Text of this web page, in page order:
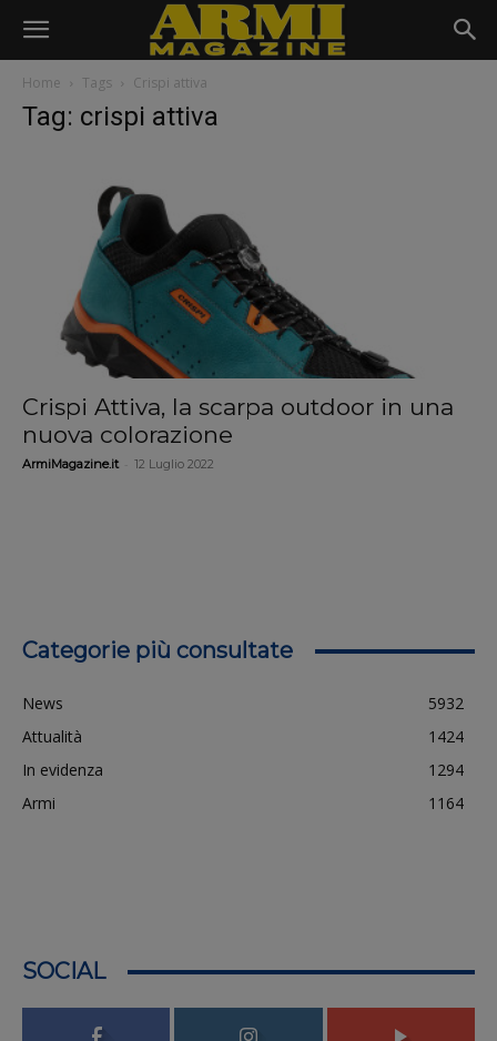
Home Tags Crispi attiva
Tag: crispi attiva
Crispi Attiva, la scarpa outdoor in una
nuova colorazione
ArmiMagazine.it 12 Luglio 2022
Categorie più consultate
News
5932
Attualità
1424
In evidenza
1294
Armi
1164
SOCIAL